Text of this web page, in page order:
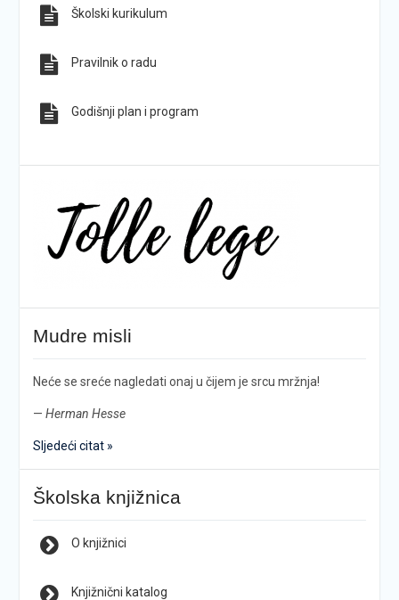
Školski kurikulum
Pravilnik o radu
Godišnji plan i program
Mudre misli
Neće se sreće nagledati onaj u čijem je srcu mržnja!
— Herman Hesse
Sljedeći citat »
Školska knjižnica
O knjižnici
Knjižnični katalog